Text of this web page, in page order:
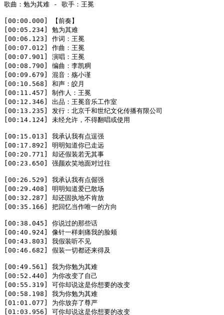
歌曲：勉为其难 - 歌手：王冕
[00:00.000] 【前奏】
[00:05.234] 勉为其难
[00:06.123] 作词：王冕
[00:07.012] 作曲：王冕
[00:07.901] 演唱：王冕
[00:08.790] 编曲：李凯稠
[00:09.679] 混音：殇小谨
[00:10.568] 和声：皎月
[00:11.457] 制作人：王冕
[00:12.346] 出品：王冕音乐工作室
[00:13.235] 发行：北京千和世纪文化传播有限公司
[00:14.124] 未经允许，不得翻唱或使用
[00:15.013] 我承认我有点逞强
[00:17.892] 明明知道你已走远
[00:20.771] 却还假装若无其事
[00:23.650] 强颜欢笑地面对过往
[00:26.529] 我承认我有点倔强
[00:29.408] 明明知道爱已散场
[00:32.287] 却还固执地不肯放
[00:35.166] 把回忆当作唯一的方向
[00:38.045] 你说过的那些话
[00:40.924] 像针一样刺痛我的脸颊
[00:43.803] 我假装听不见
[00:46.682] 假装一切都还来得及
[00:49.561] 我为你勉为其难
[00:52.440] 为你改变了自己
[00:55.319] 可你却说这是你想要的改变
[00:58.198] 我为你勉为其难
[01:01.077] 为你放弃了尊严
[01:03.956] 可你却说这是你想要的改变